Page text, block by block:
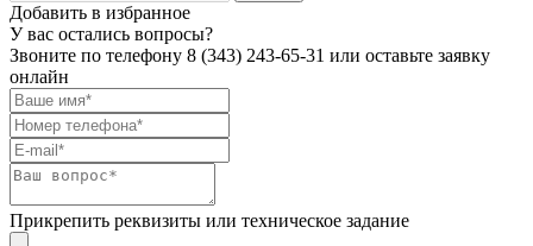
Добавить в избранное
У вас остались вопросы?
Звоните по телефону 8 (343) 243-65-31 или оставьте заявку
онлайн
Прикрепить реквизиты или техническое задание